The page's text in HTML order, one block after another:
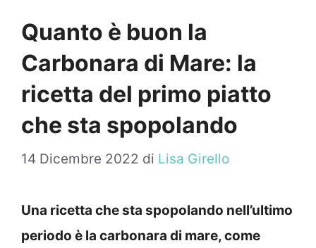
Quanto è buon la
Carbonara di Mare: la
ricetta del primo piatto
che sta spopolando
14 Dicembre 2022 di Lisa Girello
Una ricetta che sta spopolando nell’ultimo
periodo è la carbonara di mare, come